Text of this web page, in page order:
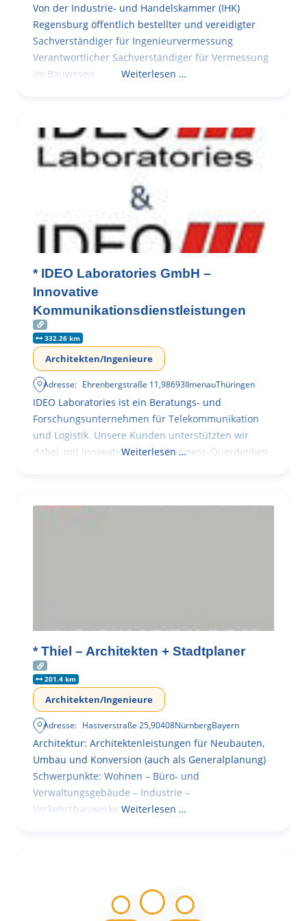
Von der Industrie- und Handelskammer (IHK)
Regensburg öffentlich bestellter und vereidigter
Sachverständiger für Ingenieurvermessung
Verantwortlicher Sachverständiger für Vermessung
im Bauwesen
Weiterlesen …
* IDEO Laboratories GmbH –
Innovative
Kommunikationsdienstleistungen
332.26 km
Architekten/Ingenieure
Adresse: Ehrenbergstraße 11,98693IlmenauThüringen
IDEO Laboratories ist ein Beratungs- und
Forschungsunternehmen für Telekommunikation
und Logistik. Unsere Kunden unterstützten wir
dabei, mit Innovationen und Business-Querdenken
Weiterlesen …
* Thiel – Architekten + Stadtplaner
201.4 km
Architekten/Ingenieure
Adresse: Hastverstraße 25,90408NürnbergBayern
Architektur: Architektenleistungen für Neubauten,
Umbau und Konversion (auch als Generalplanung)
Schwerpunkte: Wohnen – Büro- und
Verwaltungsgebäude – Industrie –
Verkehrsbauwerke. Weiterlesen …